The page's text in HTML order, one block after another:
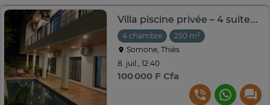
Villa piscine privée – 4 suites – Somone / Saly
4 chambre
250 m²
Somone, Thiès
8. juil., 12:40
100 000 F Cfa